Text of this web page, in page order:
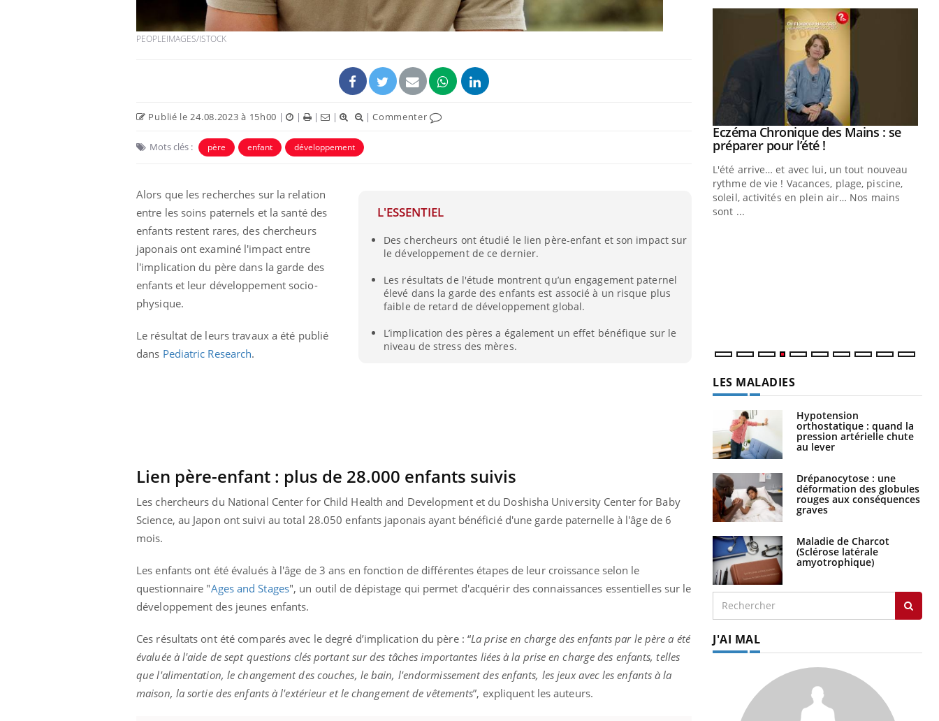
PEOPLEIMAGES/ISTOCK
Publié le 24.08.2023 à 15h00 | | | | |Commenter
Mots clés : père enfant développement
L'ESSENTIEL
Des chercheurs ont étudié le lien père-enfant et son impact sur
le développement de ce dernier.
Les résultats de l'étude montrent qu’un engagement paternel
élevé dans la garde des enfants est associé à un risque plus
faible de retard de développement global.
L’implication des pères a également un effet bénéfique sur le
niveau de stress des mères.
Alors que les recherches sur la relation
entre les soins paternels et la santé des
enfants restent rares, des chercheurs
japonais ont examiné l'impact entre
l'implication du père dans la garde des
enfants et leur développement socio-
physique.
Le résultat de leurs travaux a été publié
dans Pediatric Research.
Lien père-enfant : plus de 28.000 enfants suivis
Les chercheurs du National Center for Child Health and Development et du Doshisha University Center for Baby
Science, au Japon ont suivi au total 28.050 enfants japonais ayant bénéficié d'une garde paternelle à l'âge de 6
mois.
Les enfants ont été évalués à l'âge de 3 ans en fonction de différentes étapes de leur croissance selon le
questionnaire "Ages and Stages", un outil de dépistage qui permet d'acquérir des connaissances essentielles sur le
développement des jeunes enfants.
Ces résultats ont été comparés avec le degré d’implication du père : “La prise en charge des enfants par le père a été
évaluée à l'aide de sept questions clés portant sur des tâches importantes liées à la prise en charge des enfants, telles
que l'alimentation, le changement des couches, le bain, l'endormissement des enfants, les jeux avec les enfants à la
maison, la sortie des enfants à l'extérieur et le changement de vêtements”, expliquent les auteurs.
Youtube
carence en fer sont multiples ce qui la rend
osait en parler??
patients comme parfois chez les soignants.
Youtube
Eczéma Chronique des Mains : se
préparer pour l’été !Youtube
L'été arrive… et avec lui, un tout nouveau
rythme de vie ! Vacances, plage, piscine,
soleil, activités en plein air… Nos mains
sont ...
LES MALADIES
Hypotension
orthostatique : quand la
pression artérielle chute
au lever
Drépanocytose : une
déformation des globules
rouges aux conséquences
graves
Maladie de Charcot
(Sclérose latérale
amyotrophique)
J'AI MAL